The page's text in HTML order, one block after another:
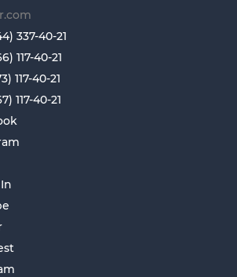
337-40-21
117-40-21
117-40-21
117-40-21